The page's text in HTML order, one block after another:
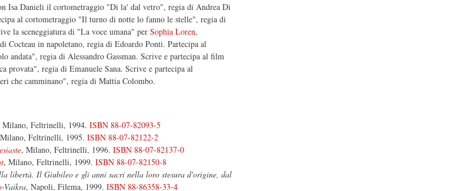
Isa Danieli il cortometraggio "Di la' dal vetro", regia di Andrea Di
al cortometraggio "Il turno di notte lo fanno le stelle", regia di
la sceneggiatura di "La voce umana" per Sophia Loren,
Cocteau in napoletano, regia di Edoardo Ponti. Partecipa al
andata", regia di Alessandro Gassman. Scrive e partecipa al film
provata", regia di Emanuele Sana. Scrive e partecipa al
che camminano", regia di Mattia Colombo.
Milano, Feltrinelli, 1994. ISBN 88-07-82093-5
Feltrinelli, 1995. ISBN 88-07-82122-2
, Milano, Feltrinelli, 1996. ISBN 88-07-82137-0
, Milano, Feltrinelli, 1999. ISBN 88-07-82150-8
libertà. Il Giubileo e gli anni sacri nella loro stesura d'origine, dal
-Vaikra, Napoli, Filema, 1999. ISBN 88-86358-33-4